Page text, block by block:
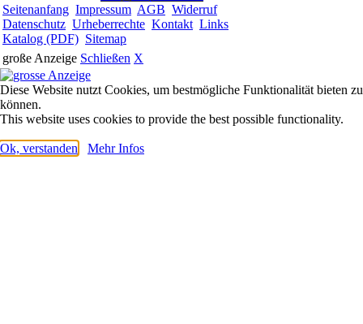
Seitenanfang Impressum AGB Widerruf
Datenschutz Urheberrechte Kontakt Links
Katalog (PDF) Sitemap
große Anzeige Schließen X
Diese Website nutzt Cookies, um bestmögliche Funktionalität bieten zu
können.
This website uses cookies to provide the best possible functionality.
Ok, verstanden Mehr Infos